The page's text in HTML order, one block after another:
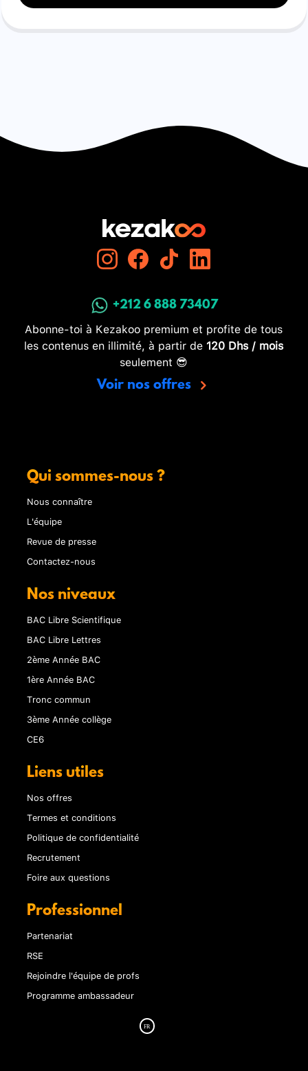
+212 6 888 73407
Abonne-toi à Kezakoo premium et profite de tous
les contenus en illimité, à partir de 120 Dhs / mois
seulement 😎
Voir nos offres
Qui sommes-nous ?
Nous connaître
L'équipe
Revue de presse
Contactez-nous
Nos niveaux
BAC Libre Scientifique
BAC Libre Lettres
2ème Année BAC
1ère Année BAC
Tronc commun
3ème Année collège
CE6
Liens utiles
Nos offres
Termes et conditions
Politique de confidentialité
Recrutement
Foire aux questions
Professionnel
Partenariat
RSE
Rejoindre l'équipe de profs
Programme ambassadeur